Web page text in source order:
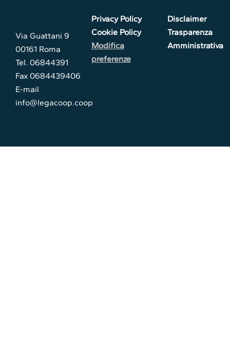
Via Guattani 9
00161 Roma
Tel. 06844391
Fax 0684439406
E-mail
info@legacoop.coop
Privacy Policy
Cookie Policy
Modifica
preferenze
Disclaimer
Trasparenza
Amministrativa